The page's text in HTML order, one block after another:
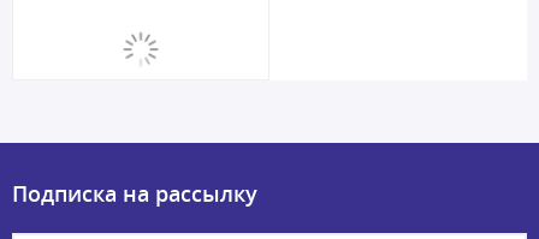
Подписка на рассылку